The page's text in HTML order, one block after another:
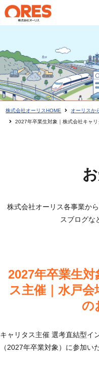
株式会社オーリスHOME
オーリスか
2027年卒業生対象｜株式会社キャ
株式会社オーリス各事業か
スブログな
2027年卒業生
ス主催｜水戸
の
キャリタス主催 選考直結型イ
（2027年卒業対象）に参加い